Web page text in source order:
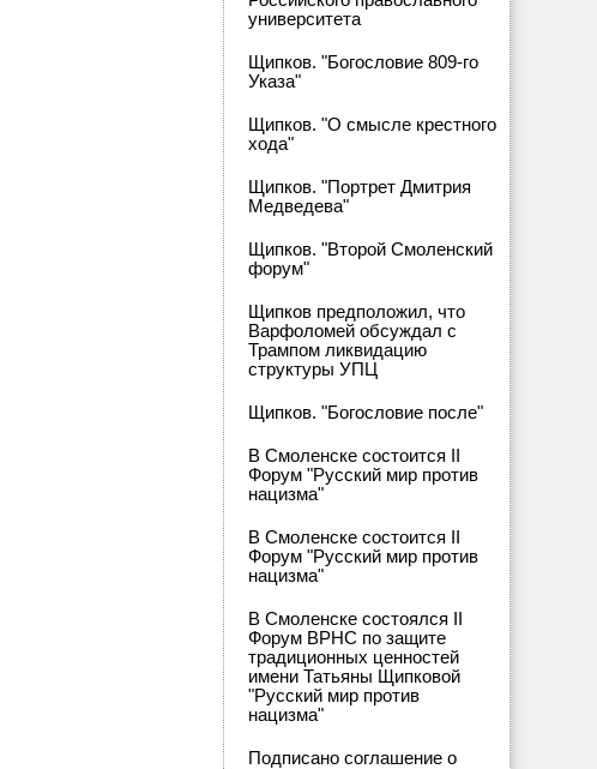
университета
Щипков. "Богословие 809-го
Указа"
Щипков. "О смысле крестного
хода"
Щипков. "Портрет Дмитрия
Медведева"
Щипков. "Второй Смоленский
форум"
Щипков предположил, что
Варфоломей обсуждал с
Трампом ликвидацию
структуры УПЦ
Щипков. "Богословие после"
В Смоленске состоится II
Форум "Русский мир против
нацизма"
В Смоленске состоится II
Форум "Русский мир против
нацизма"
В Смоленске состоялся II
Форум ВРНС по защите
традиционных ценностей
имени Татьяны Щипковой
"Русский мир против
нацизма"
Подписано соглашение о